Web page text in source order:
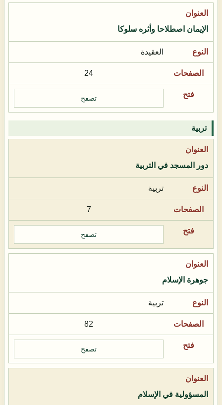
الإيمان اصطلاحا وأثره سلوكا
العقيدة
24
تصفح
تربية
دور المسجد في التربية
تربية
7
تصفح
جوهرة الإسلام
تربية
82
تصفح
المسؤولية في الإسلام